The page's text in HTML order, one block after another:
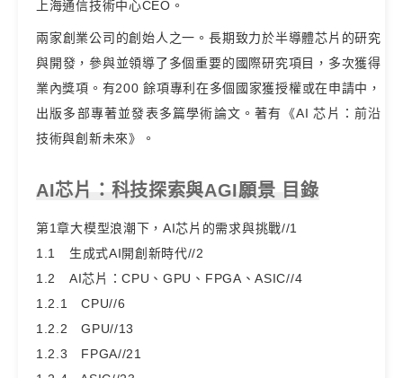
上海通信技術中心CEO。
兩家創業公司的創始人之一。長期致力於半導體芯片的研究
與開發，參與並領導了多個重要的國際研究項目，多次獲得
業內獎項。有200 餘項專利在多個國家獲授權或在申請中，
出版多部專著並發表多篇學術論文。著有《AI 芯片：前沿
技術與創新未來》。
AI芯片：科技探索與AGI願景 目錄
第1章大模型浪潮下，AI芯片的需求與挑戰//1
1.1 生成式AI開創新時代//2
1.2 AI芯片：CPU、GPU、FPGA、ASIC//4
1.2.1 CPU//6
1.2.2 GPU//13
1.2.3 FPGA//21